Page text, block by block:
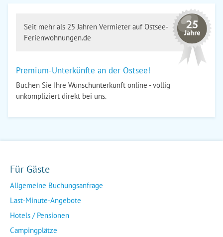
Seit mehr als 25 Jahren Vermieter auf Ostsee-
Ferienwohnungen.de
Premium-Unterkünfte an der Ostsee!
Buchen Sie Ihre Wunschunterkunft online - völlig
unkompliziert direkt bei uns.
Für Gäste
Allgemeine Buchungsanfrage
Last-Minute-Angebote
Hotels / Pensionen
Campingplätze